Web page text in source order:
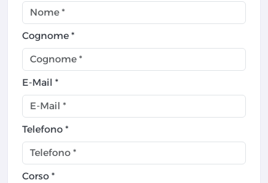
Cognome *
E-Mail *
Telefono *
Corso *